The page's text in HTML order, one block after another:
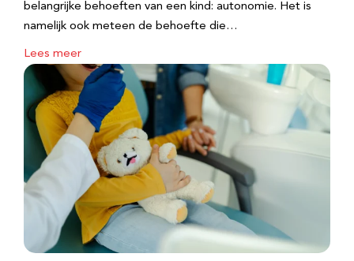
belangrijke behoeften van een kind: autonomie. Het is
namelijk ook meteen de behoefte die…
Lees meer